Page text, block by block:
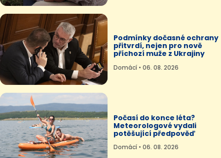
Podmínky dočasné ochrany
přitvrdí, nejen pro nově
příchozí muže z Ukrajiny
Domácí • 06. 08. 2026
Počasí do konce léta?
Meteorologové vydali
potěšující předpověď
Domácí • 06. 08. 2026